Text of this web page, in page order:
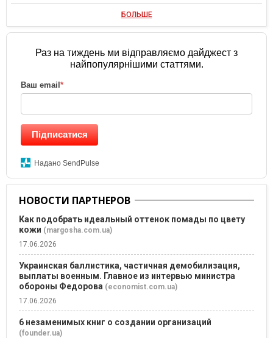
БОЛЬШЕ
Раз на тиждень ми відправляємо дайджест з
найпопулярнішими статтями.
Ваш email*
Підписатися
Надано SendPulse
НОВОСТИ ПАРТНЕРОВ
Как подобрать идеальный оттенок помады по цвету
кожи (margosha.com.ua)
17.06.2026
Украинская баллистика, частичная демобилизация,
выплаты военным. Главное из интервью министра
обороны Федорова (economist.com.ua)
17.06.2026
6 незаменимых книг о создании организаций
(founder.ua)